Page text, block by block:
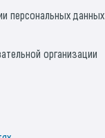
персональных данных
организации